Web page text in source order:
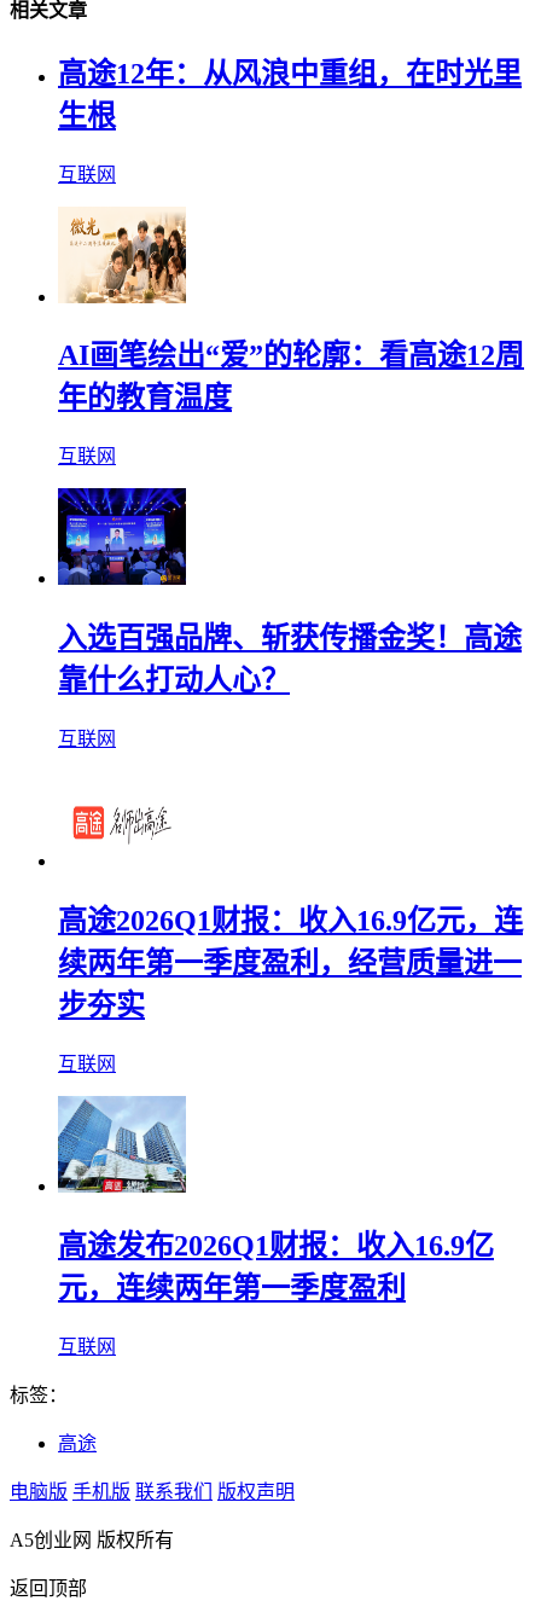
相关文章
高途12年：从风浪中重组，在时光里
生根
互联网
AI画笔绘出“爱”的轮廓：看高途12周
年的教育温度
互联网
入选百强品牌、斩获传播金奖！高途
靠什么打动人心？
互联网
高途2026Q1财报：收入16.9亿元，连
续两年第一季度盈利，经营质量进一
步夯实
互联网
高途发布2026Q1财报：收入16.9亿
元，连续两年第一季度盈利
互联网
标签：
高途
电脑版 手机版 联系我们 版权声明
A5创业网 版权所有
返回顶部